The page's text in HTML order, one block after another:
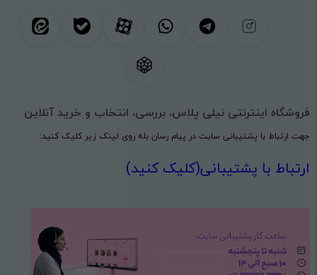
فروشگاه اینترنتی نیلی پلاس، بررسی، انتخاب و خرید آنلاین
جهت ارتباط با پشتیبانی سایت در پیام رسان بله روی لینک زیر کلیک کنید:
ارتباط با پشتیبانی(کلیک کنید)